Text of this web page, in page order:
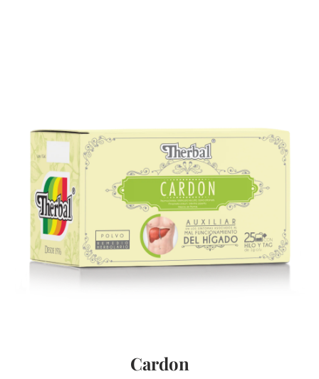
Cardon